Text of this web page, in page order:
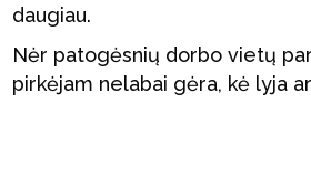
daugiau.
Nėr patogėsnių dorbo vietų
pirkėjam nelabai gėra, kė lyja